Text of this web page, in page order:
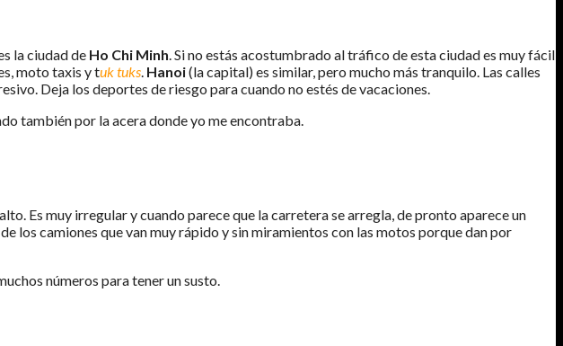
la ciudad de Ho Chi Minh. Si no estás acostumbrado al tráfico de esta ciudad es muy fácil
moto taxis y tuktuks. Hanoi(la capital) es similar, pero mucho más tranquilo. Las calles
Deja los deportes de riesgo para cuando no estés de vacaciones.
también por la acera donde yo me encontraba.
Es muy irregular y cuando parece que la carretera se arregla, de pronto aparece un
los camiones que van muy rápido y sin miramientos con las motos porque dan por
números para tener un susto.